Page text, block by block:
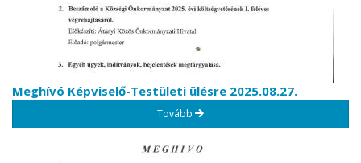
Meghívó Képviselő-Testületi ülésre 2025.08.27.
Tovább